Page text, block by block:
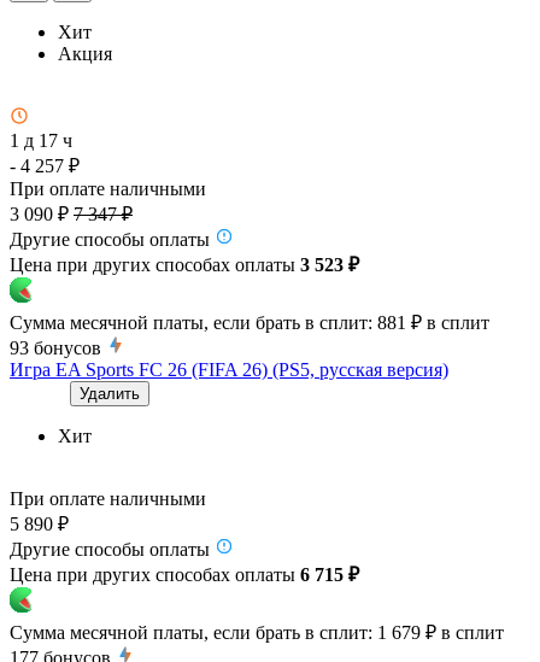
Хит
Акция
1 д 17 ч
- 4 257 ₽
При оплате наличными
3 090 ₽ 7 347 ₽
Другие способы оплаты
Цена при других способах оплаты 3 523 ₽
Сумма месячной платы, если брать в сплит: 881 ₽ в сплит
93 бонусов
Игра EA Sports FC 26 (FIFA 26) (PS5, русская версия)
Удалить
Хит
При оплате наличными
5 890 ₽
Другие способы оплаты
Цена при других способах оплаты 6 715 ₽
Сумма месячной платы, если брать в сплит: 1 679 ₽ в сплит
177 бонусов